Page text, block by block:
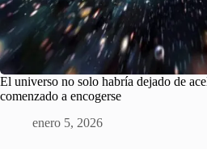
El universo no solo habría dejado de
comenzado a encogerse
enero 5, 2026